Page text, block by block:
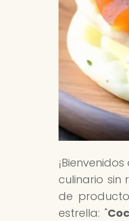
¡Bienvenidos
culinario sin
de
estrella: "